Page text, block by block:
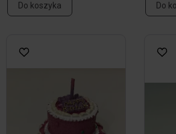
Do koszyka Do